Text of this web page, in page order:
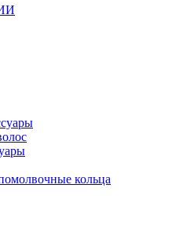
кольца